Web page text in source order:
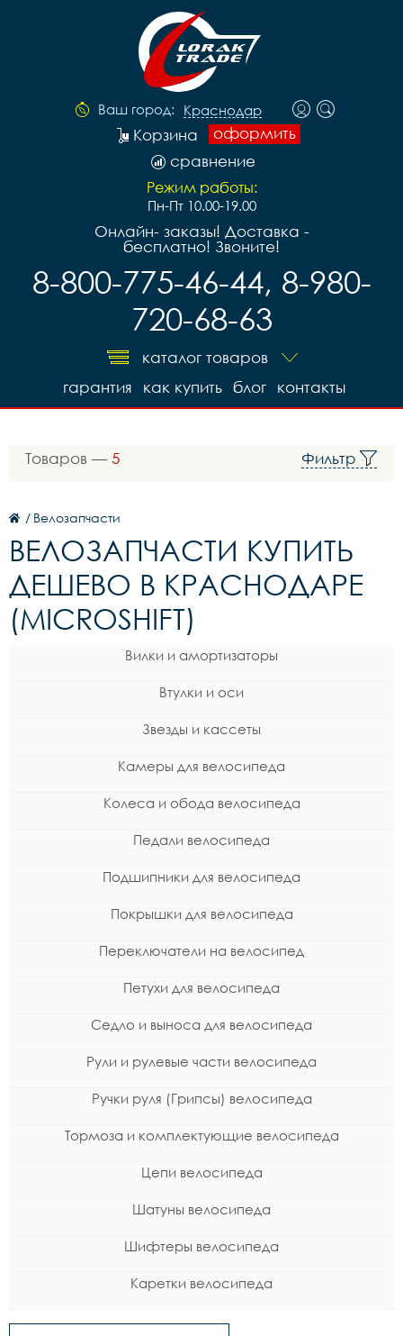
Ваш город: Краснодар
оформить
Корзина
сравнение
Режим работы:
Пн-Пт 10.00-19.00
Онлайн- заказы! Доставка -
бесплатно! Звоните!
8-800-775-46-44, 8-980-
720-68-63
каталог товаров
контакты
блог
как купить
гарантия
Товаров — 5 Фильтр
/ Велозапчасти
ВЕЛОЗАПЧАСТИ КУПИТЬ
ДЕШЕВО В КРАСНОДАРЕ
(MICROSHIFT)
Вилки и амортизаторы
Втулки и оси
Звезды и кассеты
Камеры для велосипеда
Колеса и обода велосипеда
Педали велосипеда
Подшипники для велосипеда
Покрышки для велосипеда
Переключатели на велосипед
Петухи для велосипеда
Седло и выноса для велосипеда
Рули и рулевые части велосипеда
Ручки руля (Грипсы) велосипеда
Тормоза и комплектующие велосипеда
Цепи велосипеда
Шатуны велосипеда
Шифтеры велосипеда
Каретки велосипеда